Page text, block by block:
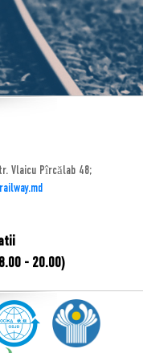
Vlaicu Pîrcălab 48;
- 20.00)